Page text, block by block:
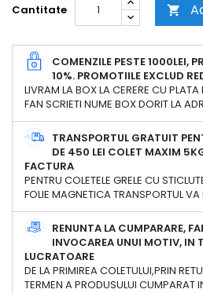
Cantitate 
COMENZILE PESTE 1000LEI,
10%. PROMOTIILE EXCLUD
LIVRAM LA BOX LA CERERE CU
FAN SCRIETI NUME BOX DORIT LA
TRANSPORTUL GRATUIT
DE 450 LEI COLET MAXIM
FACTURA
PENTRU COLETELE GRELE CU
FOLIE MAGNETICA TRANSPORTUL
RENUNTA LA CUMPARARE,
INVOCAREA UNUI MOTIV, IN
LUCRATOARE
DE LA PRIMIREA COLETULUI,PRIN
TERMEN A PRODUSULUI CUMPARAT